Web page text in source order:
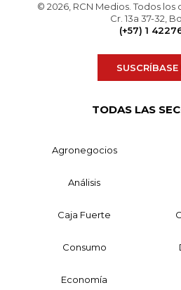
© 2026, RCN Medios. Todos
Cr. 13a 37-32,
(+57) 1
SUSCRÍBASE
TODAS LAS
Agronegocios
Análisis
Caja Fuerte
Consumo
Economía